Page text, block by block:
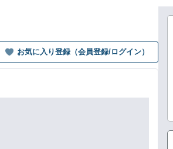
お気に入り登録（会員登録/ログイン）